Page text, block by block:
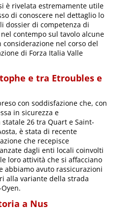
è rivelata estremamente utile
di conoscere nel dettaglio lo
dossier di competenza di
contempo sul tavolo alcune
nel corso del
di Forza Italia Valle
e tra Etroubles e
con soddisfazione che, con
in sicurezza e
26 tra Quart e Saint-
è stata di recente
che recepisce
dagli enti locali coinvolti
loro attività che si affacciano
abbiamo avuto rassicurazioni
alla variante della strada
a Nus